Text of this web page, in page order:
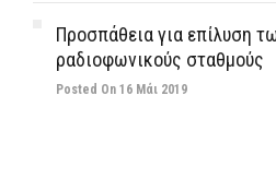
Προσπάθεια για επίλυση
ραδιοφωνικούς σταθμούς
Posted On 16 Μάι 2019